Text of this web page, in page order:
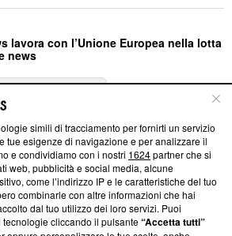
lavora con l’Unione Europea nella lotta
news
trasparenti su Blasting
editoriali e su come ci impegniamo a
Inoltre, afferma la nostra aderenza a
Integrity’Blasting News non è
ma ha richiesto di farne
ha ancora effettuato una verifica di
simili di tracciamento per fornirti un servizio
tue esigenze di navigazione e per analizzare il
e condividiamo con i nostri 1624partner che si
web, pubblicità e social media, alcune
come l’indirizzo IP e le caratteristiche del tuo
combinarle con altre informazioni che hai
dal tuo utilizzo dei loro servizi. Puoi
tecnologie cliccando il pulsante“Accetta tutti”